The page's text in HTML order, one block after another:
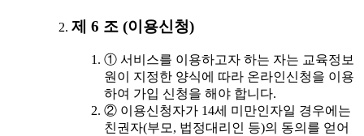
제 6 조 (이용신청)
① 서비스를 이용하고자 하는 자는 교육정보
원이 지정한 양식에 따라 온라인신청을 이용
하여 가입 신청을 해야 합니다.
② 이용신청자가 14세 미만인자일 경우에는
친권자(부모, 법정대리인 등)의 동의를 얻어